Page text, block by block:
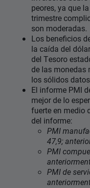
peores, ya que
trimestre
son moderadas.
Los beneficios
la caída del
del Tesoro
de las monedas
los sólidos
El informe PMI
mejor de lo
fuerte en medio
del informe:
PMI
47,9;
PMI
PMI de